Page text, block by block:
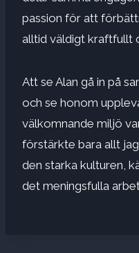
passion för att
alltid väldigt kraftfullt
Att se Alan gå in på
och se honom
välkomnande miljö
förstärkte bara allt
den starka kulturen,
det meningsfulla